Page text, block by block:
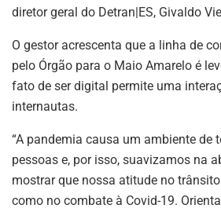
diretor geral do Detran|ES, Givaldo
O gestor acrescenta que a linha de
pelo Órgão para o Maio Amarelo é
fato de ser digital permite uma
internautas.
“A pandemia causa um ambiente de
pessoas e, por isso, suavizamos na
mostrar que nossa atitude no
como no combate à Covid-19.